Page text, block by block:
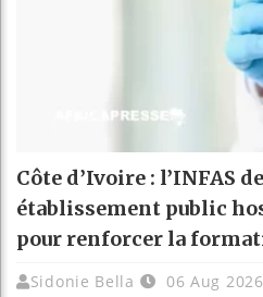
Côte d’Ivoire : l’INFAS
établissement public
pour renforcer la
Sidonie Bella 06 Aug 2026